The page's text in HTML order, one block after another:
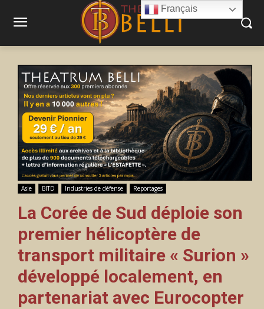
Asie BITD Industries de défense Reportages
La Corée de Sud déploie son
premier hélicoptère de
transport militaire « Surion »
développé localement, en
partenariat avec Eurocopter
Français